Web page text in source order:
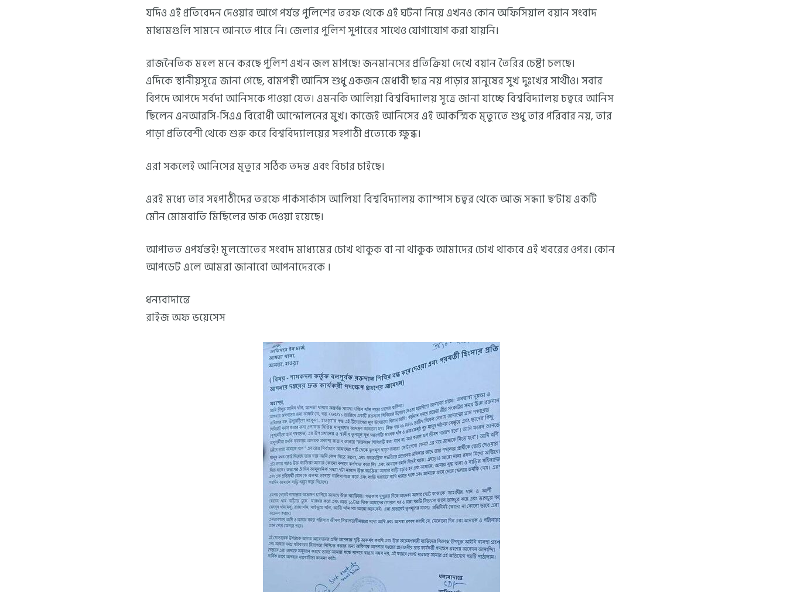
যদিও এই প্রতিবেদন দেওয়ার আগে পর্যন্ত পুলিশের তরফ থেকে এই ঘটনা নিয়ে এখনও কোন অফিসিয়াল বয়ান সংবাদ
মাধ্যমগুলি সামনে আনতে পারে নি। জেলার পুলিশ সুপারের সাথেও যোগাযোগ করা যায়নি।
রাজনৈতিক মহল মনে করছে পুলিশ এখন জল মাপছে! জনমানসের প্রতিক্রিয়া দেখে বয়ান তৈরির চেষ্টা চলছে।
এদিকে স্থানীয়সূত্রে জানা গেছে, বামপন্থী আনিস শুধু একজন মেধাবী ছাত্র নয় পাড়ার মানুষের সুখ দুঃখের সাথীও। সবার
বিপদে আপদে সর্বদা আনিসকে পাওয়া যেত। এমনকি আলিয়া বিশ্ববিদ্যালয় সূত্রে জানা যাচ্ছে বিশ্ববিদ্যালয় চত্বরে আনিস
ছিলেন এনআরসি-সিএএ বিরোধী আন্দোলনের মুখ। কাজেই আনিসের এই আকস্মিক মৃত্যুতে শুধু তার পরিবার নয়, তার
পাড়া প্রতিবেশী থেকে শুরু করে বিশ্ববিদ্যালয়ের সহপাঠী প্রত্যেকে ক্ষুব্ধ।
এরা সকলেই আনিসের মৃত্যুর সঠিক তদন্ত এবং বিচার চাইছে।
এরই মধ্যে তার সহপাঠীদের তরফে পার্কসার্কাস আলিয়া বিশ্ববিদ্যালয় ক্যাম্পাস চত্বর থেকে আজ সন্ধ্যা ছ’টায় একটি
মৌন মোমবাতি মিছিলের ডাক দেওয়া হয়েছে।
আপাতত এপর্যন্তই! মূলস্রোতের সংবাদ মাধ্যমের চোখ থাকুক বা না থাকুক আমাদের চোখ থাকবে এই খবরের ওপর। কোন
আপডেট এলে আমরা জানাবো আপনাদেরকে ।
ধন্যবাদান্তে
রাইজ অফ ভয়েসেস